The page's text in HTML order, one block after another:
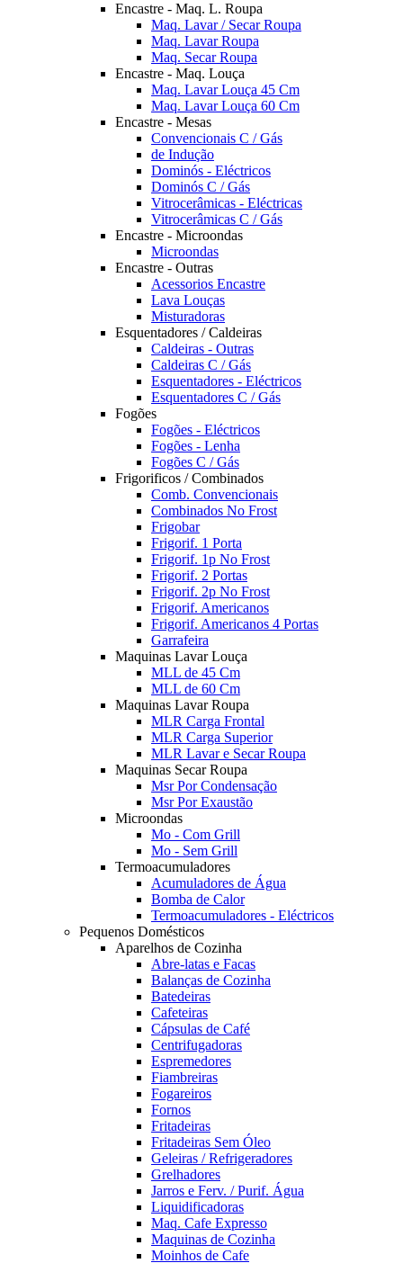
Encastre - Maq. L. Roupa
Maq. Lavar / Secar Roupa
Maq. Lavar Roupa
Maq. Secar Roupa
Encastre - Maq. Louça
Maq. Lavar Louça 45 Cm
Maq. Lavar Louça 60 Cm
Encastre - Mesas
Convencionais C / Gás
de Indução
Dominós - Eléctricos
Dominós C / Gás
Vitrocerâmicas - Eléctricas
Vitrocerâmicas C / Gás
Encastre - Microondas
Microondas
Encastre - Outras
Acessorios Encastre
Lava Louças
Misturadoras
Esquentadores / Caldeiras
Caldeiras - Outras
Caldeiras C / Gás
Esquentadores - Eléctricos
Esquentadores C / Gás
Fogões
Fogões - Eléctricos
Fogões - Lenha
Fogões C / Gás
Frigorificos / Combinados
Comb. Convencionais
Combinados No Frost
Frigobar
Frigorif. 1 Porta
Frigorif. 1p No Frost
Frigorif. 2 Portas
Frigorif. 2p No Frost
Frigorif. Americanos
Frigorif. Americanos 4 Portas
Garrafeira
Maquinas Lavar Louça
MLL de 45 Cm
MLL de 60 Cm
Maquinas Lavar Roupa
MLR Carga Frontal
MLR Carga Superior
MLR Lavar e Secar Roupa
Maquinas Secar Roupa
Msr Por Condensação
Msr Por Exaustão
Microondas
Mo - Com Grill
Mo - Sem Grill
Termoacumuladores
Acumuladores de Água
Bomba de Calor
Termoacumuladores - Eléctricos
Pequenos Domésticos
Aparelhos de Cozinha
Abre-latas e Facas
Balanças de Cozinha
Batedeiras
Cafeteiras
Cápsulas de Café
Centrifugadoras
Espremedores
Fiambreiras
Fogareiros
Fornos
Fritadeiras
Fritadeiras Sem Óleo
Geleiras / Refrigeradores
Grelhadores
Jarros e Ferv. / Purif. Água
Liquidificadoras
Maq. Cafe Expresso
Maquinas de Cozinha
Moinhos de Cafe